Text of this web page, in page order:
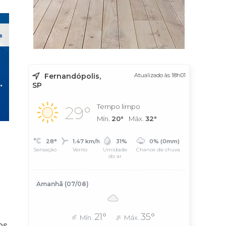
Fernandópolis,
SP
Atualizado às 18h01
29°
Tempo limpo
Mín. 20° Máx. 32°
28°
Sensação
1.47 km/h
Vento
31%
Umidade
do ar
0% (0mm)
Chance de chuva
Amanhã (07/08)
Mín. 21° Máx. 35°